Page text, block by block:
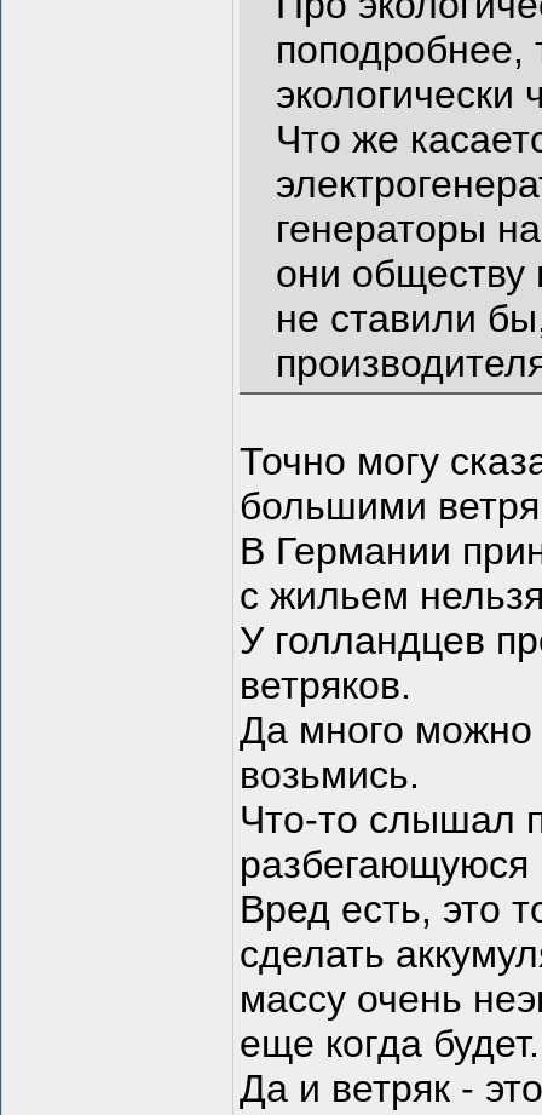
поподробнее,
экологически
Что же
генераторы
они
не ставили
Точно могу
большими
В Германии
с жильем
У голландцев
ветряков.
Да много можно
возьмись.
Что-то слышал
Вред есть, это
сделать
массу очень
еще когда будет.
Да и ветряк -